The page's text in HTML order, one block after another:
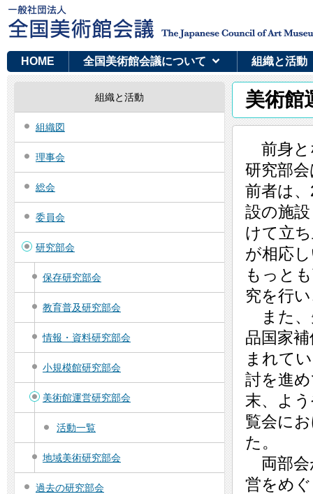
HOME 全国美術館会議について 組織と活動
組織と活動
組織図
理事会
総会
委員会
研究部会
保存研究部会
教育普及研究部会
情報・資料研究部会
小規模館研究部会
美術館運営研究部会
活動一覧
地域美術研究部会
過去の研究部会
美術館
前身と
研究部
前者は
設の施
けて立
が相応
もっと
究を行
また、
品国家
まれて
討を進
末、よ
覧会に
た。
両部会
営をめ